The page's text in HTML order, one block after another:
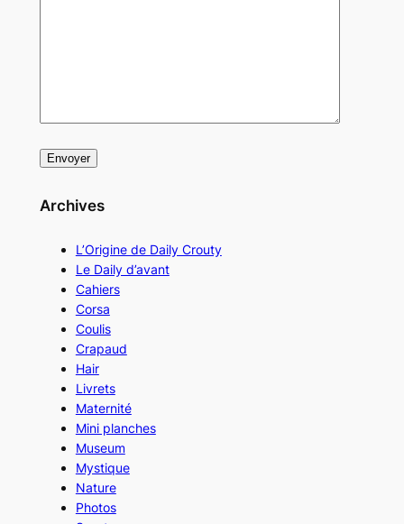
Archives
L’Origine de Daily Crouty
Le Daily d’avant
Cahiers
Corsa
Coulis
Crapaud
Hair
Livrets
Maternité
Mini planches
Museum
Mystique
Nature
Photos